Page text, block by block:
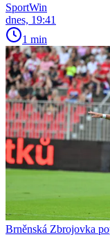
SportWin
dnes, 19:41
1 min
Brněnská Zbrojovka